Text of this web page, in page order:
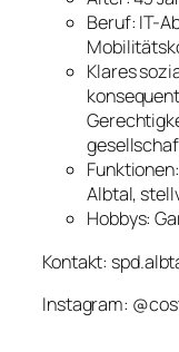
Beruf: IT-
Klares
Albtal,
Hobbys:
Kontakt:
Instagram: